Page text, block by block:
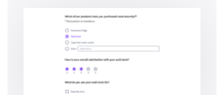
Nuestra marca es confiable.
Nuestros servicios son innovadores.
Nuestro servicio al cliente es confiable.